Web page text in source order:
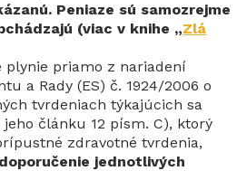
Peniaze sú samozrejme
(viac v knihe „Zlá
plynie priamo z nariadení
a Rady (ES) č. 1924/2006 o
tvrdeniach týkajúcich sa
článku 12 písm. C), ktorý
zdravotné tvrdenia,
jednotlivých